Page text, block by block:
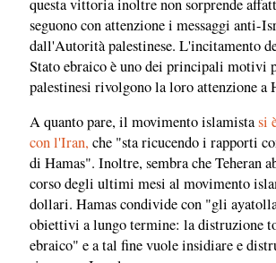
questa vittoria inoltre non sorprende
seguono con attenzione i messaggi anti-
dall'Autorità palestinese. L'incitamento
Stato ebraico è uno dei principali motivi
palestinesi rivolgono la loro attenzione a
A quanto pare, il movimento islamistasi
con l'Iran, che "sta ricucendo i rapporti
di Hamas". Inoltre, sembra che Teheran
corso degli ultimi mesi al movimento
dollari. Hamas condivide con "gli
obiettivi a lungo termine: la distruzione
ebraico" e a tal fine vuole insidiare e